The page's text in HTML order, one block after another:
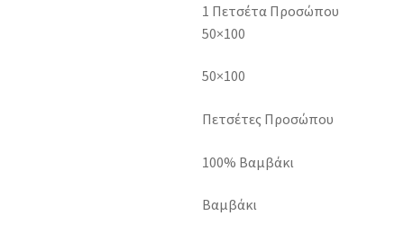
1 Πετσέτα Προσώπου
50×100
50×100
Πετσέτες Προσώπου
100% Βαμβάκι
Βαμβάκι